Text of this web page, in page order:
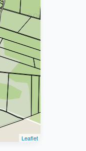
Leaflet